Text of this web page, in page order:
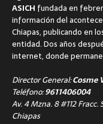
ASICH fundada en
información del
Chiapas, publicando en
entidad. Dos años
internet, donde
Director General:Cosme
Teléfono:9611406004
Av. 4 Mzna. 8 #112
Chiapas